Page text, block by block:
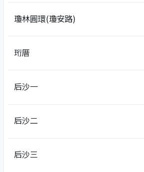
瓊林圓環(瓊安路)
珩厝
后沙一
后沙二
后沙三